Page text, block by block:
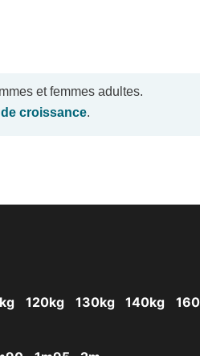
et femmes adultes.
croissance.
120kg 130kg 140kg